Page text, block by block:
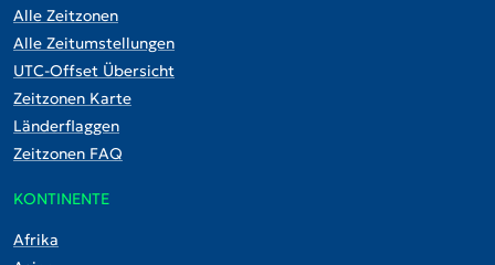
Alle Zeitzonen
Alle Zeitumstellungen
UTC-Offset Übersicht
Zeitzonen Karte
Länderflaggen
Zeitzonen FAQ
KONTINENTE
Afrika